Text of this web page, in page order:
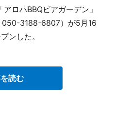
ロハBBQビアガーデン」
050-3188-6807）が5月16
ンした。
読む